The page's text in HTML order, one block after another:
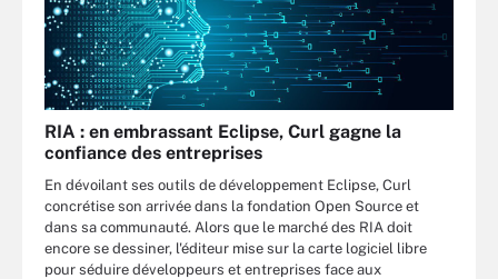
RIA : en embrassant Eclipse, Curl gagne la
confiance des entreprises
En dévoilant ses outils de développement Eclipse, Curl
concrétise son arrivée dans la fondation Open Source et
dans sa communauté. Alors que le marché des RIA doit
encore se dessiner, l'éditeur mise sur la carte logiciel libre
pour séduire développeurs et entreprises face aux